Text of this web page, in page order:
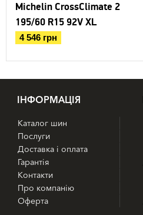
Michelin CrossClimate 2
195/60 R15 92V XL
4 546 грн
IНФОРМАЦІЯ
Каталог шин
Послуги
Доставка і оплата
Гарантія
Контакти
Про компанію
Оферта